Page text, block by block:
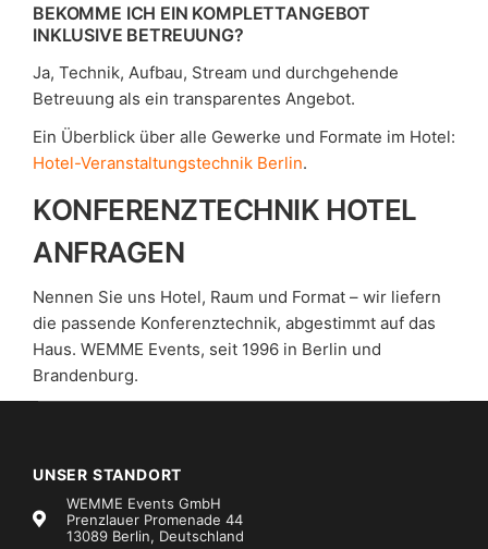
BEKOMME ICH EIN KOMPLETTANGEBOT
INKLUSIVE BETREUUNG?
Ja, Technik, Aufbau, Stream und durchgehende
Betreuung als ein transparentes Angebot.
Ein Überblick über alle Gewerke und Formate im Hotel:
Hotel-Veranstaltungstechnik Berlin.
KONFERENZTECHNIK HOTEL
ANFRAGEN
Nennen Sie uns Hotel, Raum und Format – wir liefern
die passende Konferenztechnik, abgestimmt auf das
Haus. WEMME Events, seit 1996 in Berlin und
Brandenburg.
UNSER STANDORT
WEMME Events GmbH
Prenzlauer Promenade 44
13089 Berlin, Deutschland